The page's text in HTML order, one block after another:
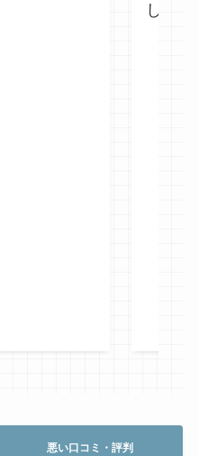
し値
悪い口コミ・評判